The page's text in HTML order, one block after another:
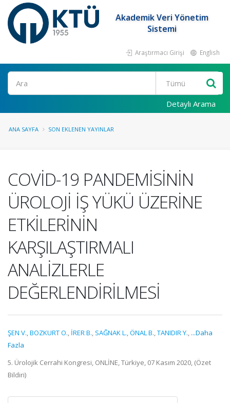
Akademik Veri Yönetim
Sistemi
Araştırmacı Girişi English
Ara
Detaylı Arama
ANA SAYFA SON EKLENEN YAYINLAR
COVİD-19 PANDEMİSİNİN
ÜROLOJİ İŞ YÜKÜ ÜZERİNE
ETKİLERİNİN
KARŞILAŞTIRMALI
ANALİZLERLE
DEĞERLENDİRİLMESİ
ŞEN V.,BOZKURT O., İRER B., SAĞNAK L.,ÖNAL B.,TANIDIR Y., ...Daha
Fazla
5. Ürolojik Cerrahi Kongresi, ONLİNE, Türkiye, 07 Kasım 2020, (Özet
Bildiri)